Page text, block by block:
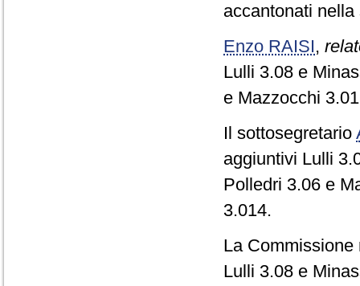
accantonati
Enzo RAISI,
Lulli 3.08 e
e Mazzocchi
Il sottosegretario
aggiuntivi Lulli
Polledri 3.06 e
3.014.
La
Lulli 3.08 e